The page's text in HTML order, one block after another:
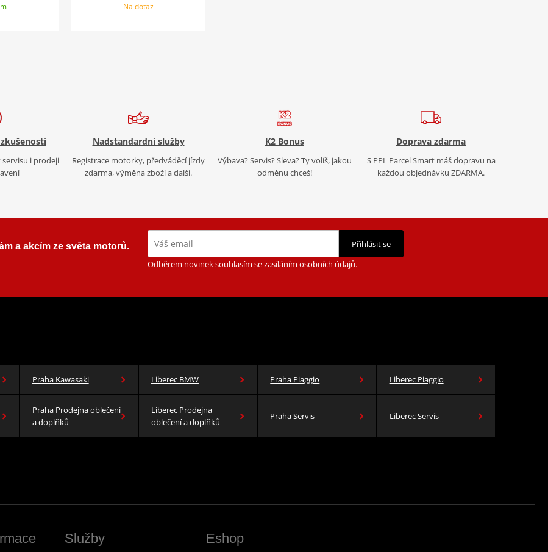
Na dotaz
i prodeji
Nadstandardní služby
Registrace motorky, předváděcí jízdy
zdarma, výměna zboží a další.
K2 Bonus
Výbava? Servis? Sleva? Ty volíš, jakou
odměnu chceš!
Doprava zdarma
S PPL Parcel Smart máš dopravu na
každou objednávku ZDARMA.
a akcím ze světa motorů.
Přihlásit se
Odběrem novinek souhlasím se zasíláním osobních údajů.
Praha Kawasaki Liberec BMW Praha Piaggio Liberec Piaggio
Praha Prodejna oblečení
a doplňků
Liberec Prodejna
oblečení a doplňků
Praha Servis Liberec Servis
Služby Eshop